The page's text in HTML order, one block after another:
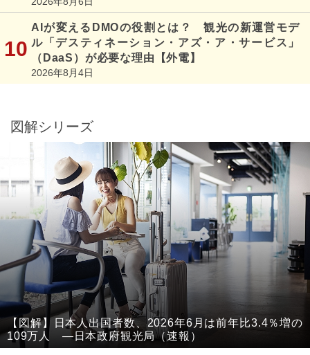
AIが変えるDMOの役割とは？ 観光の新運営モデ
ル「デスティネーション・アズ・ア・サービス」
（DaaS）が必要な理由【外電】
2026年8月4日
図解シリーズ
【図解】日本人出国者数、2026年6月は前年比3.4％増の
109万人 ―日本政府観光局（速報）